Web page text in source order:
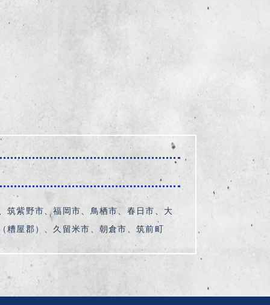
筑紫野市、福岡市、鳥栖市、春日市、大
糟屋郡）、久留米市、朝倉市、筑前町